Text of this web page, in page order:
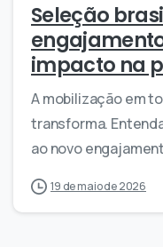
Seleção
impacto na
A mobilização em
transforma.
ao novo
19 de maio de 2026